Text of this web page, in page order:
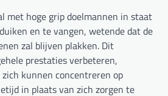
met hoge grip doelmannen in staat
en te vangen, wetende dat de
zal blijven plakken. Dit
prestaties verbeteren,
kunnen concentreren op
in plaats van zich zorgen te